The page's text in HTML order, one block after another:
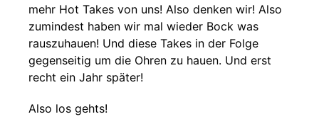
mehr Hot Takes von uns! Also denken wir! Also
zumindest haben wir mal wieder Bock was
rauszuhauen! Und diese Takes in der Folge
gegenseitig um die Ohren zu hauen. Und erst
recht ein Jahr später!
Also los gehts!